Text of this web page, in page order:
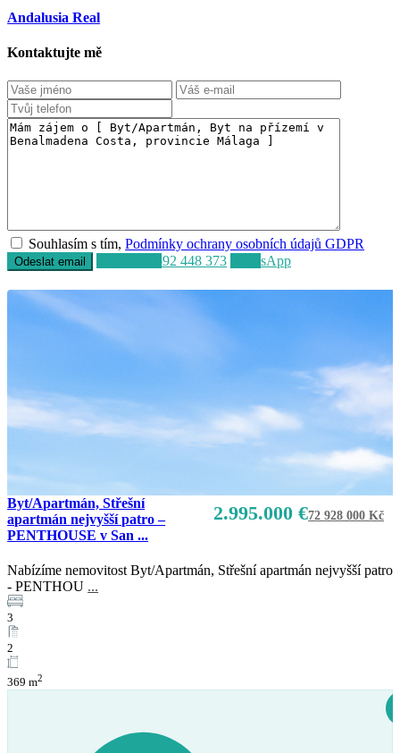
Prodej
K dispozici
Andalusia Real
Kontaktujte mě
Souhlasím s tím,Podmínky ochrany osobních údajů GDPR
+34 692 448 373 WhatsApp
2.995.000 €72 928 000 Kč
Byt/Apartmán, Střešní
apartmán nejvyšší patro –
PENTHOUSE v San ...
Nabízíme nemovitost Byt/Apartmán, Střešní apartmán nejvyšší patro
- PENTHOU ...
3
2
369 m2